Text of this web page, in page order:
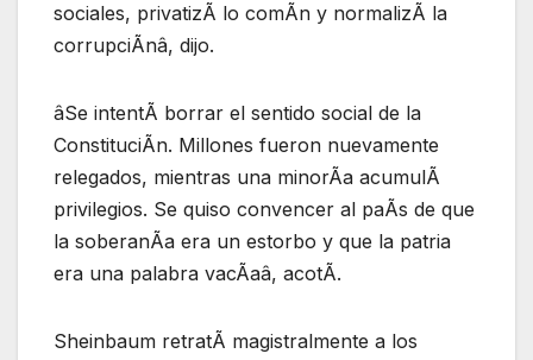
sociales, privatizÃ lo comÃn y normalizÃ la
corrupciÃnâ, dijo.
âSe intentÃ borrar el sentido social de la
ConstituciÃn. Millones fueron nuevamente
relegados, mientras una minorÃa acumulÃ
privilegios. Se quiso convencer al paÃs de que
la soberanÃa era un estorbo y que la patria
era una palabra vacÃaâ, acotÃ.
Sheinbaum retratÃ magistralmente a los